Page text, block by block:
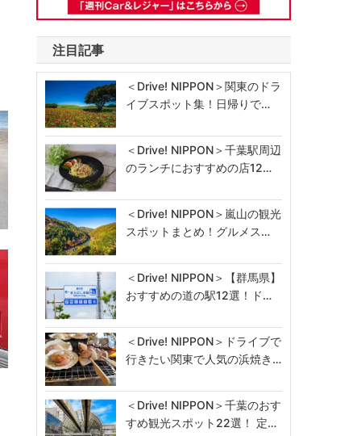
注目記事
＜Drive! NIPPON＞関東のドラ
イブスポット集！日帰りで…
＜Drive! NIPPON＞千葉駅周辺
のランチにおすすめの店12…
＜Drive! NIPPON＞嵐山の観光
スポットまとめ！グルメス…
＜Drive! NIPPON＞【群馬県】
おすすめの道の駅12選！ド…
＜Drive! NIPPON＞ドライブで
行きたい関東で人気の浜焼き…
＜Drive! NIPPON＞千葉のおす
すめ観光スポット22選！ 定…